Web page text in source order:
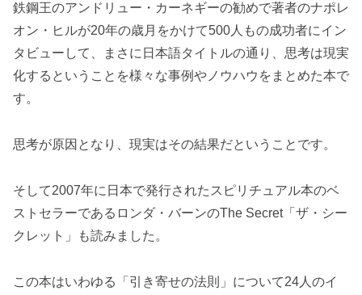
鉄鋼王のアンドリュー・カーネギーの勧めで著者のナポレ
オン・ヒルが20年の歳月をかけて500人もの成功者にイン
タビューして、まさに日本語タイトルの通り、思考は現実
化するということを様々な事例やノウハウをまとめた本で
す。
思考が原因となり、現実はその結果だということです。
そして2007年に日本で発行されたスピリチュアル本のベ
ストセラーであるロンダ・バーンのThe Secret「ザ・シー
クレット」も読みました。
この本はいわゆる「引き寄せの法則」について24人のイ